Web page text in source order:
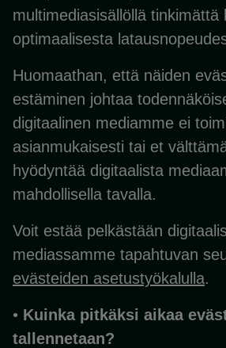
multimediasisällöllä tinkimättä
optimaalisesta
Huomaathan, että näiden
estäminen johtaa
digitaalinen mediamme ei
asianmukaisesti tai et
hyödyntää digitaalista
mahdollisella tavalla.
Voit estää pelkästään
mediassamme tapahtuvan
evästeiden asetustyökalulla.
• Kuinka pitkäksi aikaa
tallennetaan?